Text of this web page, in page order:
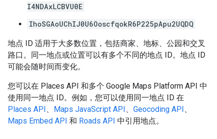
I4NDAxLCBVU0E
IhoSGAoUChIJ0U6OoscfqokR6P225pApu2UQDQ
地点 ID 适用于大多数位置，包括商家、地标、公园和交叉
路口。同一地点或位置可以有多个不同的地点 ID。地点 ID
可能会随时间而变化。
您可以在 Places API 和多个 Google Maps Platform API 中
使用同一地点 ID。例如，您可以使用同一地点 ID 在
Places API、 Maps JavaScript API、 Geocoding API、
Maps Embed API 和 Roads API 中引用地点。